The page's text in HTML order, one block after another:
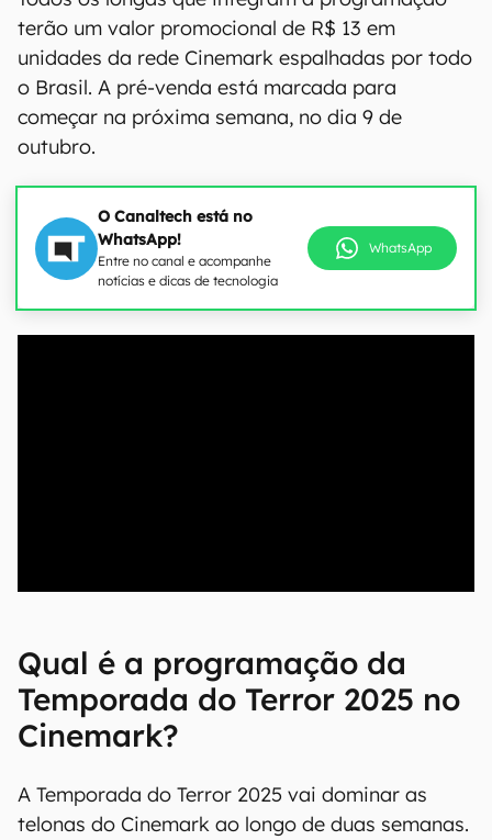
terão um valor promocional de R$ 13 em
unidades da rede Cinemark espalhadas por todo
o Brasil. A pré-venda está marcada para
começar na próxima semana, no dia 9 de
outubro.
O Canaltech está no
WhatsApp!
Entre no canal e acompanhe
notícias e dicas de tecnologia
WhatsApp
Qual é a programação da
Temporada do Terror 2025 no
Cinemark?
A Temporada do Terror 2025 vai dominar as
telonas do Cinemark ao longo de duas semanas.